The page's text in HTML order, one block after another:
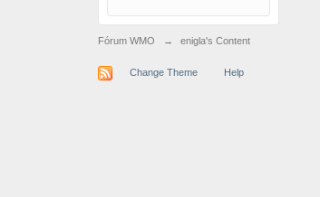
Fórum WMO → enigla's Content
Change Theme Help